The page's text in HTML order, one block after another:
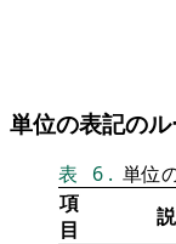
単位の表記の
表 6 . 単位
項
目